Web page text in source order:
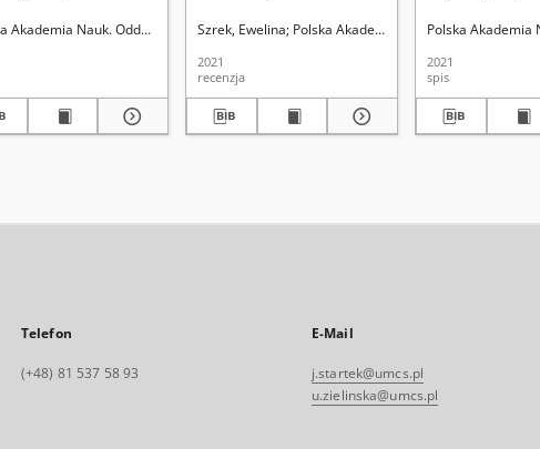
Uniwersytet Marii Curie-Skłodowskiej (Lublin)
Akademia Nauk. Oddział w Lublinie Uniwersytet Marii Curie-Skłodowskiej (Lublin)
bezpieczeństwa. Wymiar
Wydawnictw o Adam
Marszałek, Toruń 2021, ss .
216
Szrek, Ewelina Polska Akademia Nauk. Oddział w
2021
recenzja
Polska Akademia
2021
spis
Telefon
(+48) 81 537 58 93
E-Mail
j.startek@umcs.pl
u.zielinska@umcs.pl